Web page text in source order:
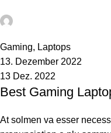
Gaming, Laptops
13. Dezember 2022
13 Dez. 2022
Best Gaming
At solmen va esser